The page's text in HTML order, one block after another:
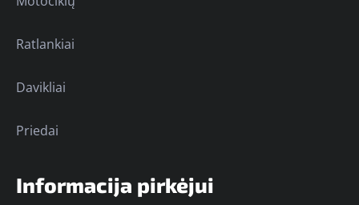
Ratlankiai
Davikliai
Priedai
Informacija pirkėjui